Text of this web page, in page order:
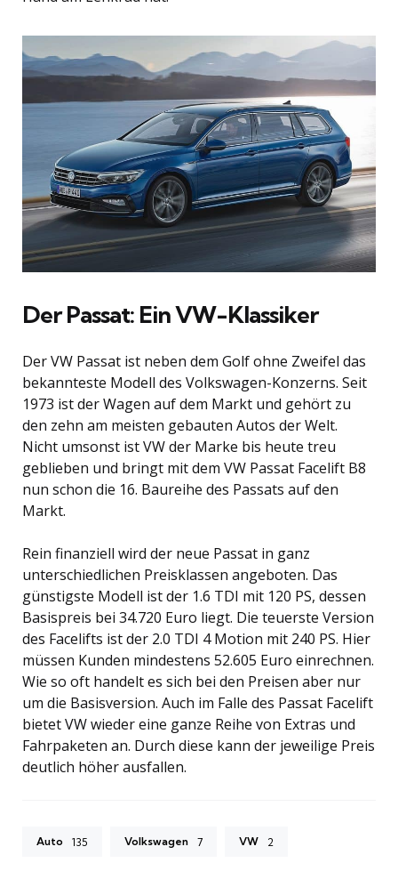
Der Passat: Ein VW-Klassiker
Der VW Passat ist neben dem Golf ohne Zweifel das
bekannteste Modell des Volkswagen-Konzerns. Seit
1973 ist der Wagen auf dem Markt und gehört zu
den zehn am meisten gebauten Autos der Welt.
Nicht umsonst ist VW der Marke bis heute treu
geblieben und bringt mit dem VW Passat Facelift B8
nun schon die 16. Baureihe des Passats auf den
Markt.
Rein finanziell wird der neue Passat in ganz
unterschiedlichen Preisklassen angeboten. Das
günstigste Modell ist der 1.6 TDI mit 120 PS, dessen
Basispreis bei 34.720 Euro liegt. Die teuerste Version
des Facelifts ist der 2.0 TDI 4 Motion mit 240 PS. Hier
müssen Kunden mindestens 52.605 Euro einrechnen.
Wie so oft handelt es sich bei den Preisen aber nur
um die Basisversion. Auch im Falle des Passat Facelift
bietet VW wieder eine ganze Reihe von Extras und
Fahrpaketen an. Durch diese kann der jeweilige Preis
deutlich höher ausfallen.
Auto 135 Volkswagen 7 VW 2